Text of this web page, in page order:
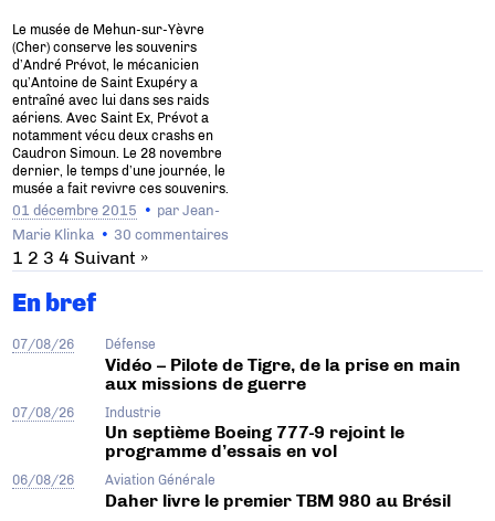
Le musée de Mehun-sur-Yèvre
(Cher) conserve les souvenirs
d’André Prévot, le mécanicien
qu’Antoine de Saint Exupéry a
entraîné avec lui dans ses raids
aériens. Avec Saint Ex, Prévot a
notamment vécu deux crashs en
Caudron Simoun. Le 28 novembre
dernier, le temps d’une journée, le
musée a fait revivre ces souvenirs.
01 décembre 2015 parJean-
Marie Klinka
30 commentaires
1 2 3 4 Suivant »
En bref
07/08/26 Défense
Vidéo – Pilote de Tigre, de la prise en main
aux missions de guerre
07/08/26 Industrie
Un septième Boeing 777-9 rejoint le
programme d’essais en vol
06/08/26 Aviation Générale
Daher livre le premier TBM 980 au Brésil